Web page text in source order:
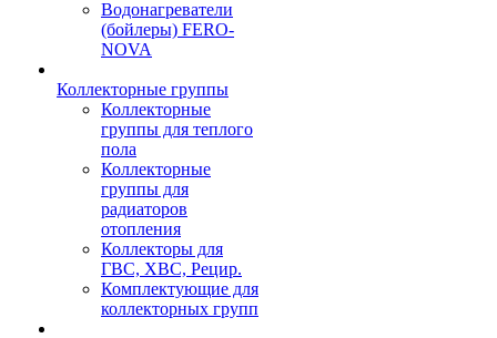
Водонагреватели
(бойлеры) FERO-
NOVA
Коллекторные группы
Коллекторные
группы для теплого
пола
Коллекторные
группы для
радиаторов
отопления
Коллекторы для
ГВС, ХВС, Рецир.
Комплектующие для
коллекторных групп